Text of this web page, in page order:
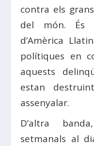
contra els
del món. És
d’Amèrica
polítiques en
aquests
estan
assenyalar.
D’altra
setmanals al